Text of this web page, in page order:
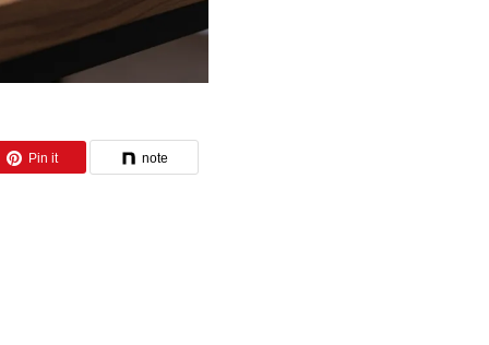
Pin it note